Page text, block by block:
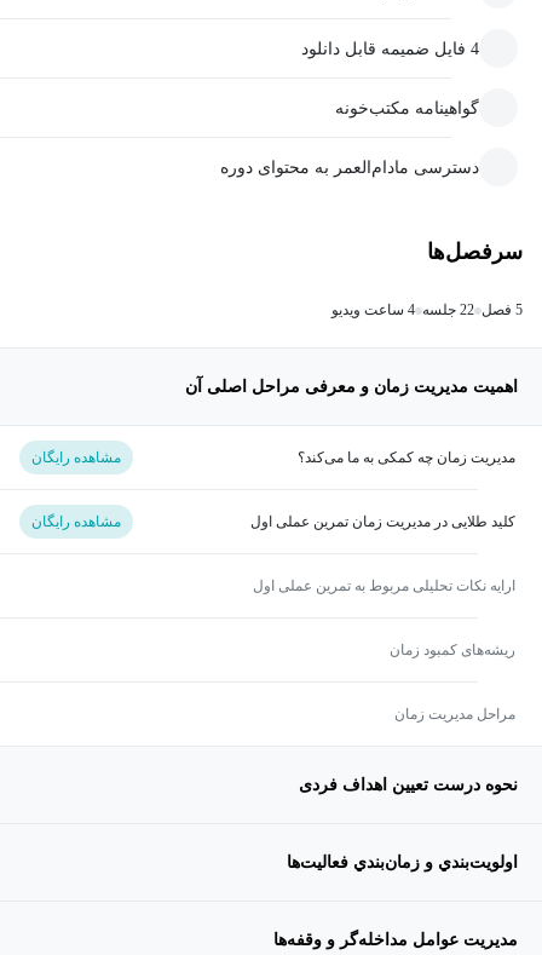
4 فایل ضمیمه قابل دانلود
گواهینامه مکتب‌خونه
دسترسی مادام‌العمر به محتوای دوره
سرفصل‌ها
5 فصل 22 جلسه 4 ساعت ویدیو
اهمیت مدیریت زمان و معرفی مراحل اصلی آن
مدیریت زمان چه کمکی به ما می‌کند؟ مشاهده رایگان
کلید طلایی در مدیریت زمان تمرین عملی اول مشاهده رایگان
ارایه نکات تحلیلی مربوط به تمرین عملی اول
ریشه‌های کمبود زمان
مراحل مدیریت زمان
نحوه درست تعیین اهداف فردی
اولويت‌بندي و زمان‌بندي فعالیت‌ها
مديريت عوامل مداخله‌گر و وقفه‌ها